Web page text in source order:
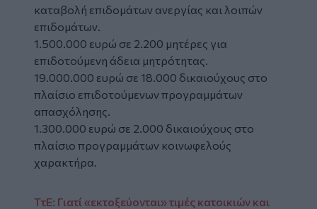
καταβολή επιδομάτων ανεργίας και λοιπών
επιδομάτων.
1.500.000 ευρώ σε 2.200 μητέρες για
επιδοτούμενη άδεια μητρότητας.
19.000.000 ευρώ σε 18.000 δικαιούχους στο
πλαίσιο επιδοτούμενων προγραμμάτων
απασχόλησης.
1.300.000 ευρώ σε 2.000 δικαιούχους στο
πλαίσιο προγραμμάτων κοινωφελούς
χαρακτήρα.
ΤτΕ: Γιατί «εκτοξεύονται» τιμές κατοικιών και